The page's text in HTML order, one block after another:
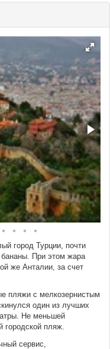
город Турции, почти
бананы. При этом жара
же Анталии, за счет
пляжи с мелкозернистым
один из лучших
Не меньшей
городской пляж.
сервис,